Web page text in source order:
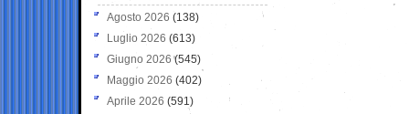
Agosto 2026 (138)
Luglio 2026 (613)
Giugno 2026 (545)
Maggio 2026 (402)
Aprile 2026 (591)